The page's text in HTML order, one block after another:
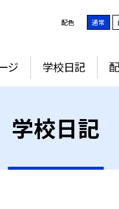
配色 通常
ジ 学校日記
学校日記